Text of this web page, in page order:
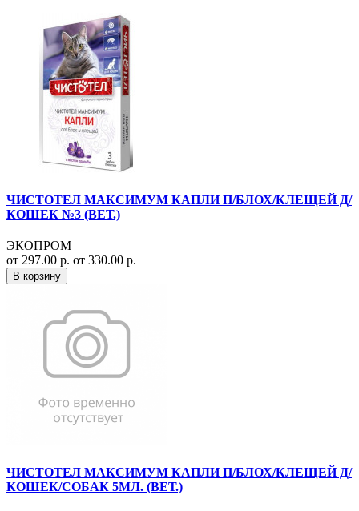
ЧИСТОТЕЛ МАКСИМУМ КАПЛИ П/БЛОХ/КЛЕЩЕЙ Д/
КОШЕК №3 (ВЕТ.)
ЭКОПРОМ
от 297.00 р. от 330.00 р.
В корзину
ЧИСТОТЕЛ МАКСИМУМ КАПЛИ П/БЛОХ/КЛЕЩЕЙ Д/
КОШЕК/СОБАК 5МЛ. (ВЕТ.)